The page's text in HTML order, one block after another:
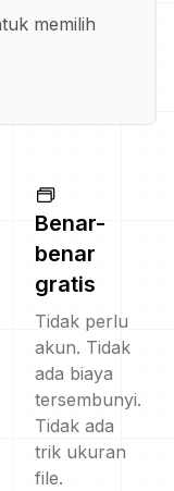
memilih
Benar-
benar
gratis
Tidak perlu
akun. Tidak
ada biaya
tersembunyi.
Tidak ada
trik ukuran
file.